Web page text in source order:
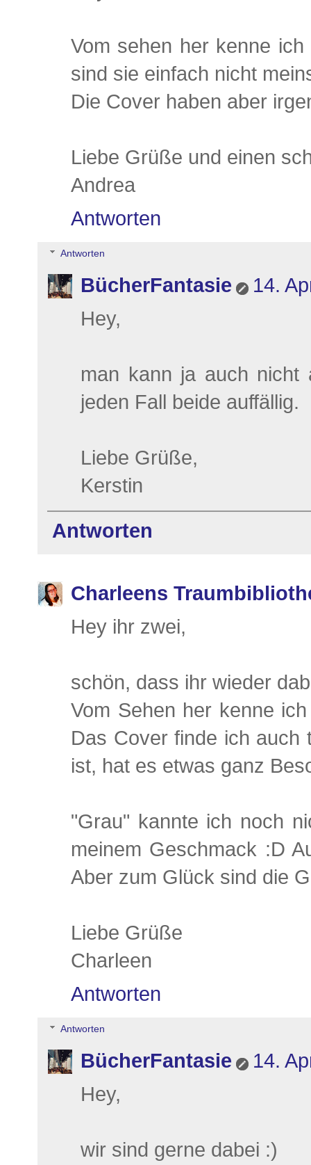
Vom sehen her kenne
sind sie einfach nicht
Die Cover haben aber
Liebe Grüße und einen
Andrea
Antworten
Antworten
BücherFantasie
14.
Hey,
man kann ja auch
jeden Fall beide auffällig.
Liebe Grüße,
Kerstin
Antworten
Charleens
Hey ihr zwei,
schön, dass ihr wieder
Vom Sehen her kenne
Das Cover finde ich auch
ist, hat es etwas ganz
"Grau" kannte ich noch
meinem Geschmack :D
Aber zum Glück sind die
Liebe Grüße
Charleen
Antworten
Antworten
BücherFantasie
14.
Hey,
wir sind gerne dabei :)